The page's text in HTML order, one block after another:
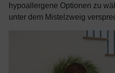
hypoallergene Optionen zu
unter dem Mistelzweig